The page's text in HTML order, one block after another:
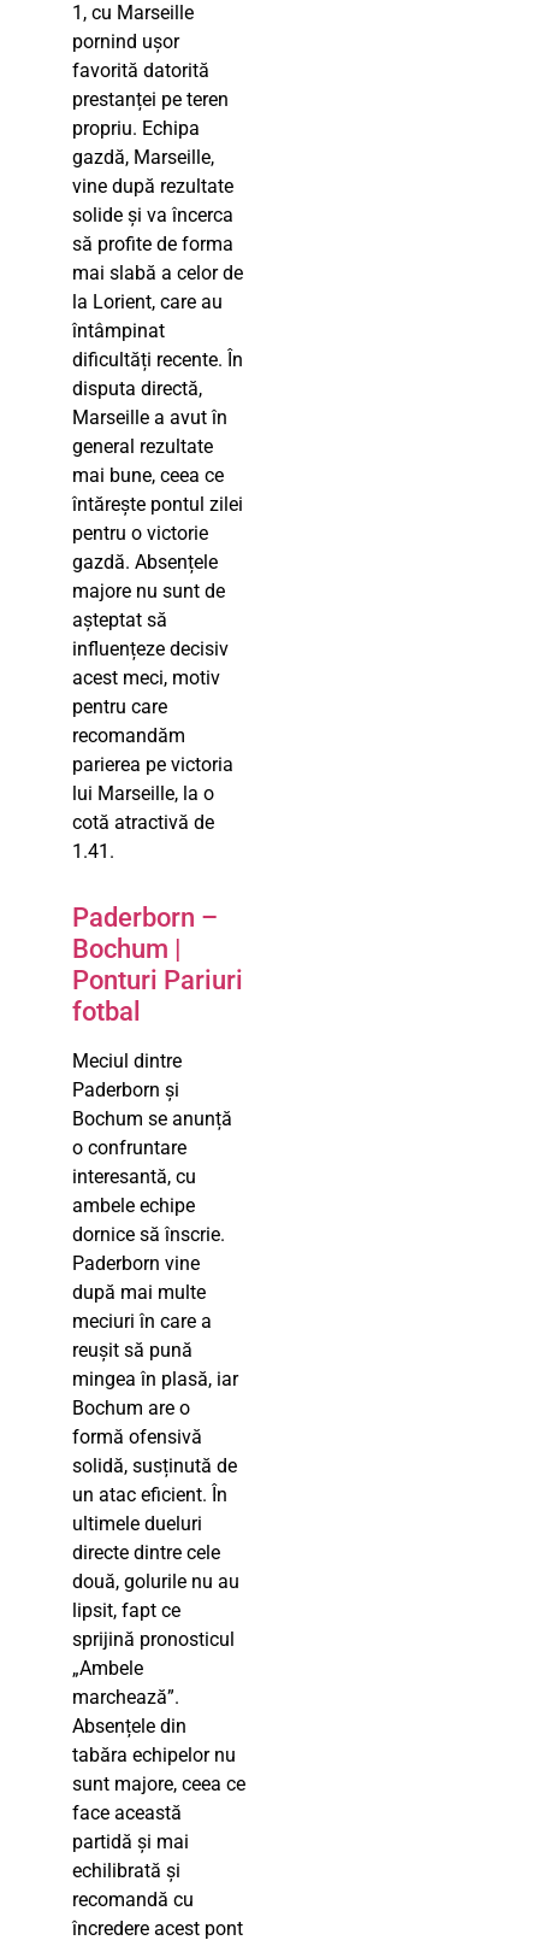
1, cu Marseille
pornind ușor
favorită datorită
prestanței pe teren
propriu. Echipa
gazdă, Marseille,
vine după rezultate
solide și va încerca
să profite de forma
mai slabă a celor de
la Lorient, care au
întâmpinat
dificultăți recente. În
disputa directă,
Marseille a avut în
general rezultate
mai bune, ceea ce
întărește pontul zilei
pentru o victorie
gazdă. Absențele
majore nu sunt de
așteptat să
influențeze decisiv
acest meci, motiv
pentru care
recomandăm
parierea pe victoria
lui Marseille, la o
cotă atractivă de
1.41.
Paderborn –
Bochum |
Ponturi Pariuri
fotbal
Meciul dintre
Paderborn și
Bochum se anunță
o confruntare
interesantă, cu
ambele echipe
dornice să înscrie.
Paderborn vine
după mai multe
meciuri în care a
reușit să pună
mingea în plasă, iar
Bochum are o
formă ofensivă
solidă, susținută de
un atac eficient. În
ultimele dueluri
directe dintre cele
două, golurile nu au
lipsit, fapt ce
sprijină pronosticul
„Ambele
marchează”.
Absențele din
tabăra echipelor nu
sunt majore, ceea ce
face această
partidă și mai
echilibrată și
recomandă cu
încredere acest pont